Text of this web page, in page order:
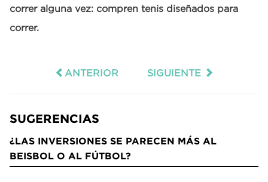
correr alguna vez: compren tenis diseñados para
correr.
ANTERIOR SIGUIENTE
SUGERENCIAS
¿LAS INVERSIONES SE PARECEN MÁS AL
BEISBOL O AL FÚTBOL?